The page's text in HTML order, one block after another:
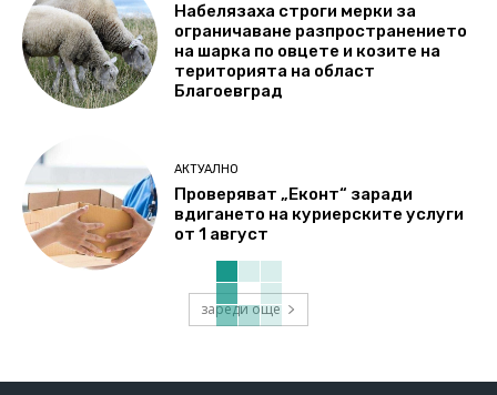
Набелязаха строги мерки за
ограничаване разпространението
на шарка по овцете и козите на
територията на област
Благоевград
АКТУАЛНО
Проверяват „Еконт“ заради
вдигането на куриерските услуги
от 1 август
зареди още